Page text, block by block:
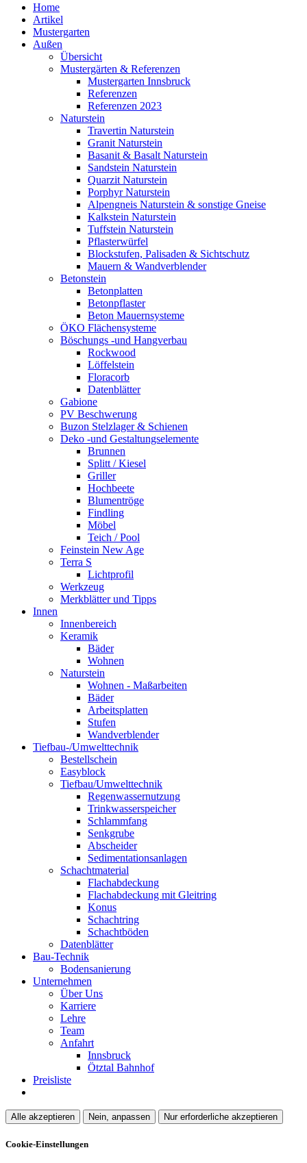
Home
Artikel
Mustergarten
Außen
Übersicht
Mustergärten & Referenzen
Mustergarten Innsbruck
Referenzen
Referenzen 2023
Naturstein
Travertin Naturstein
Granit Naturstein
Basanit & Basalt Naturstein
Sandstein Naturstein
Quarzit Naturstein
Porphyr Naturstein
Alpengneis Naturstein & sonstige Gneise
Kalkstein Naturstein
Tuffstein Naturstein
Pflasterwürfel
Blockstufen, Palisaden & Sichtschutz
Mauern & Wandverblender
Betonstein
Betonplatten
Betonpflaster
Beton Mauernsysteme
ÖKO Flächensysteme
Böschungs -und Hangverbau
Rockwood
Löffelstein
Floracorb
Datenblätter
Gabione
PV Beschwerung
Buzon Stelzlager & Schienen
Deko -und Gestaltungselemente
Brunnen
Splitt / Kiesel
Griller
Hochbeete
Blumentröge
Findling
Möbel
Teich / Pool
Feinstein New Age
Terra S
Lichtprofil
Werkzeug
Merkblätter und Tipps
Innen
Innenbereich
Keramik
Bäder
Wohnen
Naturstein
Wohnen - Maßarbeiten
Bäder
Arbeitsplatten
Stufen
Wandverblender
Tiefbau-/Umwelttechnik
Bestellschein
Easyblock
Tiefbau/Umwelttechnik
Regenwassernutzung
Trinkwasserspeicher
Schlammfang
Senkgrube
Abscheider
Sedimentationsanlagen
Schachtmaterial
Flachabdeckung
Flachabdeckung mit Gleitring
Konus
Schachtring
Schachtböden
Datenblätter
Bau-Technik
Bodensanierung
Unternehmen
Über Uns
Karriere
Lehre
Team
Anfahrt
Innsbruck
Ötztal Bahnhof
Preisliste
Alle akzeptieren Nein, anpassen Nur erforderliche akzeptieren
Cookie-Einstellungen